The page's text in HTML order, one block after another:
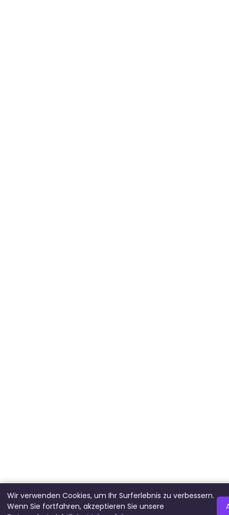
Wir verwenden Cookies, um Ihr Surferlebnis zu verbessern.
Wenn Sie fortfahren, akzeptieren Sie unsere